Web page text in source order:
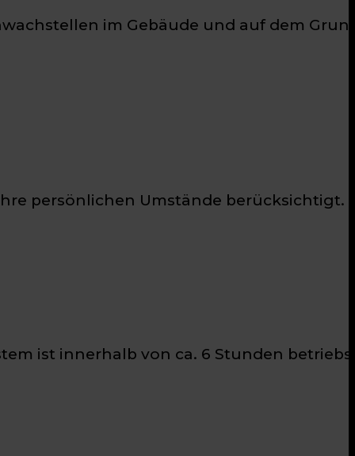
im Gebäude und auf dem
persönlichen Umstände berücksichtigt.
ist innerhalb von ca. 6 Stunden